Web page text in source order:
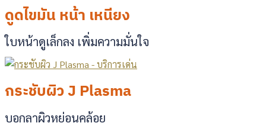
ดูดไขมัน หน้า เหนียง
ใบหน้าดูเล็กลง เพิ่มความมั่นใจ
กระชับผิว J Plasma
บอกลาผิวหย่อนคล้อย